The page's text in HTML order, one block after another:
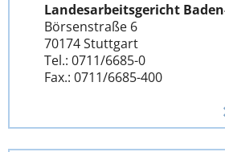
Landesarbeitsgericht
Börsenstraße 6
70174 Stuttgart
Tel.: 0711/6685-0
Fax.: 0711/6685-400